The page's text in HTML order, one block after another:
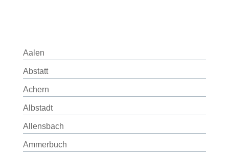
Aalen
Abstatt
Achern
Albstadt
Allensbach
Ammerbuch